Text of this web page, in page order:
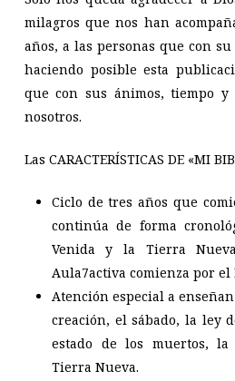
milagros que nos han
años, a las personas que con
haciendo posible esta
que con sus ánimos, tiempo y
nosotros.
Las CARACTERÍSTICAS DE «MI
Ciclo de tres años que
continúa de forma
Venida y la Tierra
Aula7activa comienza por el
Atención especial a
creación, el sábado, la ley
estado de los muertos,
Tierra Nueva.